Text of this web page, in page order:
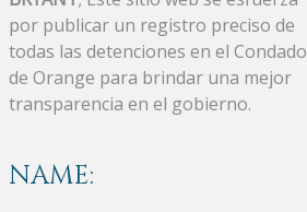
por publicar un registro preciso de
todas las detenciones en el Condado
de Orange para brindar una mejor
transparencia en el gobierno.
NAME: